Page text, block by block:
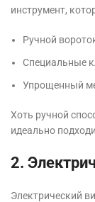
инструмент,
Ручной
Специальные
Упрощенный
Хоть ручной
идеально
2.
Электрический